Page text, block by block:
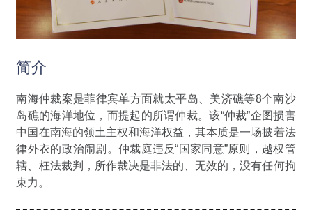
简介
南海仲裁案是菲律宾单方面就太平岛、美济礁等8个南沙
岛礁的海洋地位，而提起的所谓仲裁。该“仲裁”企图损害
中国在南海的领土主权和海洋权益，其本质是一场披着法
律外衣的政治闹剧。仲裁庭违反“国家同意”原则，越权管
辖、枉法裁判，所作裁决是非法的、无效的，没有任何拘
束力。